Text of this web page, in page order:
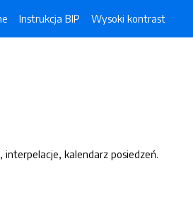
Instrukcja BIP Wysoki kontrast
interpelacje, kalendarz posiedzeń.